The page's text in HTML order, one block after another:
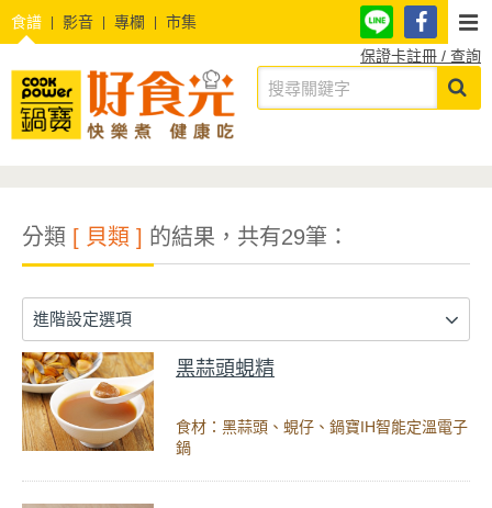
食譜 影音 專欄
市集
保證卡註冊 / 查詢
分類 [ 貝類 ] 的結果，共有29筆：
進階設定選項
黑蒜頭蜆精
食材：黑蒜頭、蜆仔、鍋寶IH智能定溫電子
鍋